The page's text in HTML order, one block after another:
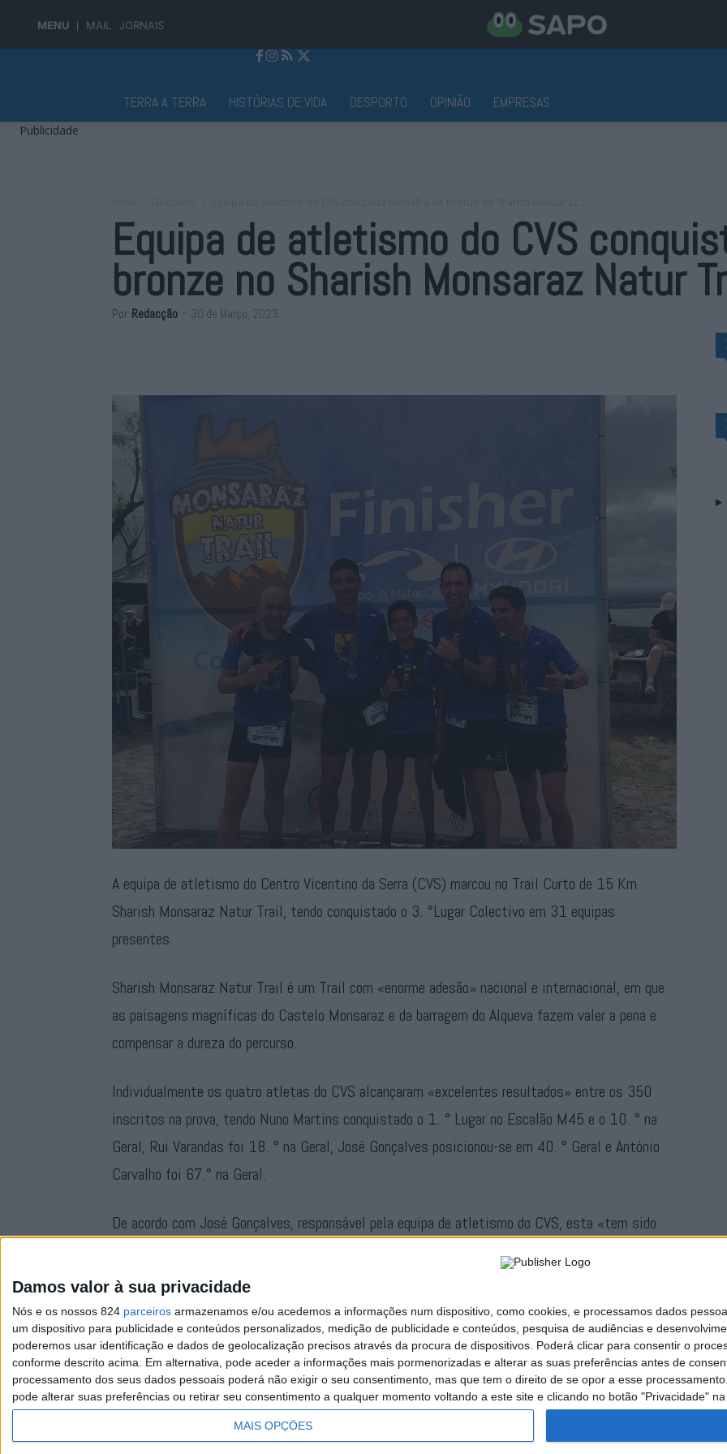
Damos valor à sua privacidade
Nós e os nossos 824 parceiros armazenamos e/ou acedemos a informações num dispositivo, como cookies, e processamos dados
um dispositivo para publicidade e conteúdos personalizados, medição de publicidade e conteúdos, pesquisa de audiências e
poderemos usar identificação e dados de geolocalização precisos através da procura de dispositivos. Poderá clicar para consentir o
conforme descrito acima. Em alternativa, pode aceder a informações mais pormenorizadas e alterar as suas preferências antes de
processamento dos seus dados pessoais poderá não exigir o seu consentimento, mas que tem o direito de se opor a esse
pode alterar suas preferências ou retirar seu consentimento a qualquer momento voltando a este site e clicando no botão "Privacidade"
MAIS OPÇÕES
MENU MAIL JORNAIS
TERRA A TERRA HISTÓRIAS DE VIDA DESPORTO OPINIÃO EMPRESAS
Publicidade
Equipa de atletismo do CVS
bronze no Sharish Monsaraz Natur
Por Redacção - 30 de Março, 2023
A equipa de atletismo do Centro Vicentino da Serra (CVS) marcou no Trail Curto de 15 Km
Sharish Monsaraz Natur Trail, tendo conquistado o 3. °Lugar Colectivo em 31 equipas
presentes.
Sharish Monsaraz Natur Trail é um Trail com «enorme adesão» nacional e internacional, em que
as paisagens magníficas do Castelo Monsaraz e da barragem do Alqueva fazem valer a pena e
compensar a dureza do percurso.
Individualmente os quatro atletas do CVS alcançaram «excelentes resultados» entre os 350
inscritos na prova, tendo Nuno Martins conquistado o 1. ° Lugar no Escalão M45 e o 10. ° na
Geral, Rui Varandas foi 18. ° na Geral, José Gonçalves posicionou-se em 40. ° Geral e António
Carvalho foi 67.° na Geral.
De acordo com José Gonçalves, responsável pela equipa de atletismo do CVS, esta «tem sido
pessoais e colectivas, o que nos deixa bastante orgulhosos».
Publicidade
RSS X
Quem Somos Contactos Assinaturas Publicidade Política de Privacidade Estatuto Editorial